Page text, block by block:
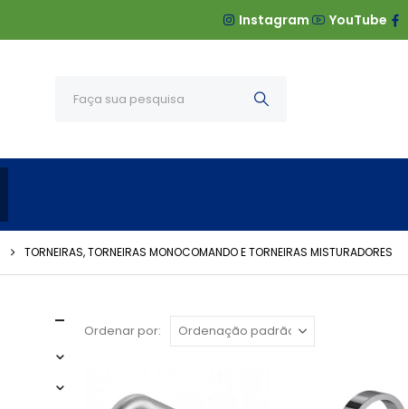
Instagram YouTube
TORNEIRAS, TORNEIRAS MONOCOMANDO E TORNEIRAS MISTURADORES
Ordenar por: